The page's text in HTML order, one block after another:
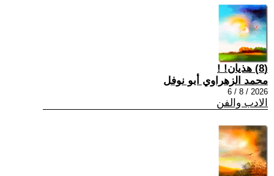
(8) هذيان! !
محمد الزهراوي أبو نوفل
2026 / 8 / 6
الادب والفن